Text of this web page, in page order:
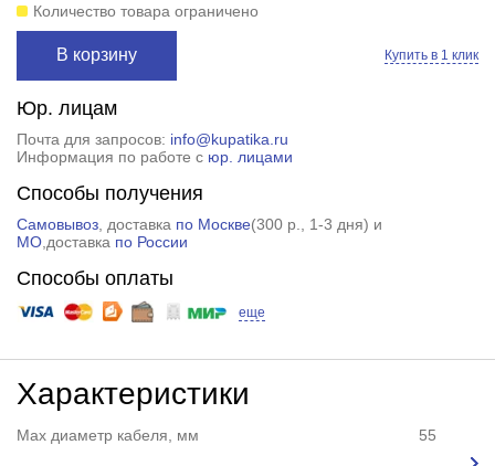
Количество товара ограничено
В корзину Купить в 1 клик
Юр. лицам
Почта для запросов: info@kupatika.ru
Информация по работе с юр. лицами
Способы получения
Самовывоз, доставка по Москве(300 р.
, 1-3 дня) и
МО,доставка по России
Способы оплаты
еще
Характеристики
Max диаметр кабеля, мм 55